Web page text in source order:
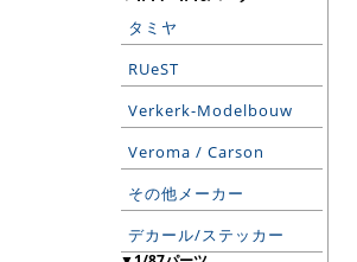
タミヤ
RUeST
Verkerk-Modelbouw
Veroma / Carson
その他メーカー
デカール/ステッカー